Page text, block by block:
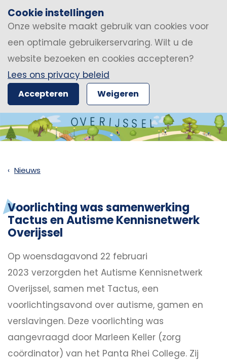
Cookie instellingen
Onze website maakt gebruik van cookies voor
een optimale gebruikerservaring. Wilt u de
website bezoeken en cookies accepteren?
Lees ons privacy beleid
Accepteren Weigeren
Nieuws
Voorlichting was samenwerking
Tactus en Autisme Kennisnetwerk
Overijssel
Op woensdagavond 22 februari
2023 verzorgden het Autisme Kennisnetwerk
Overijssel, samen met Tactus, een
voorlichtingsavond over autisme, gamen en
verslavingen. Deze voorlichting was
aangevraagd door Marleen Keller (zorg
coördinator) van het Panta Rhei College. Zij